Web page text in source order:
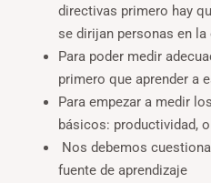
directivas primero hay
se dirijan personas en la
Para poder medir
primero que aprender a
Para empezar a medir
básicos: productividad,
Nos debemos
fuente de aprendizaje